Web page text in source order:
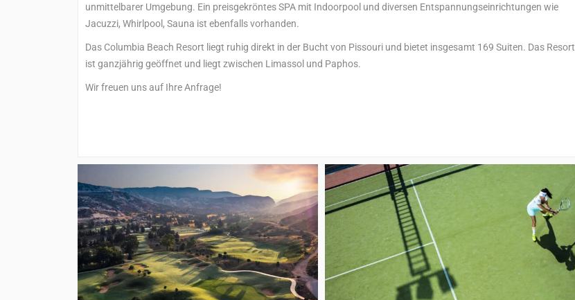
unmittelbarer Umgebung. Ein preisgekröntes SPA mit Indoorpool und diversen Entspannungseinrichtungen wie
Jacuzzi, Whirlpool, Sauna ist ebenfalls vorhanden.
Das Columbia Beach Resort liegt ruhig direkt in der Bucht von Pissouri und bietet insgesamt 169 Suiten. Das Resort
ist ganzjährig geöffnet und liegt zwischen Limassol und Paphos.
Wir freuen uns auf Ihre Anfrage!